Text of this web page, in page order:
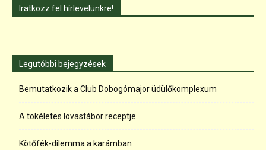
Iratkozz fel hírlevelünkre!
Legutóbbi bejegyzések
Bemutatkozik a Club Dobogómajor üdülőkomplexum
A tökéletes lovastábor receptje
Kötőfék-dilemma a karámban